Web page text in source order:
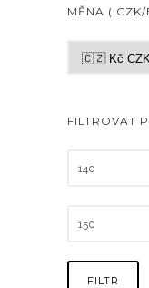
MĚNA ( CZK/
FILTROVAT
FILTR